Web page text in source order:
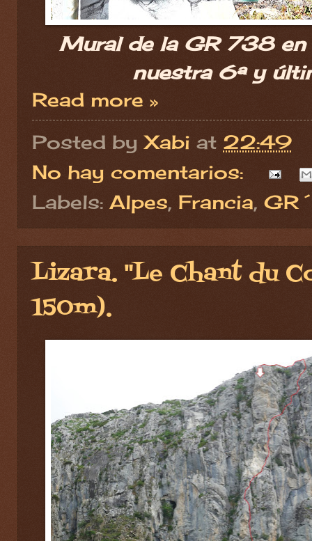
Mural de la GR 738 en
nuestra 6ª y
Read more »
Posted byXabi at 22:49
No hay comentarios:
Labels: Alpes, Francia,
Lizara. "Le Chant du
150m).